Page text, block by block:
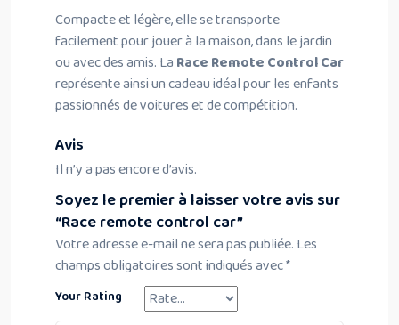
Compacte et légère, elle se transporte
facilement pour jouer à la maison, dans le jardin
ou avec des amis. La Race Remote Control Car
représente ainsi un cadeau idéal pour les enfants
passionnés de voitures et de compétition.
Avis
Il n’y a pas encore d’avis.
Soyez le premier à laisser votre avis sur
“Race remote control car”
Votre adresse e-mail ne sera pas publiée. Les
champs obligatoires sont indiqués avec*
Your Rating